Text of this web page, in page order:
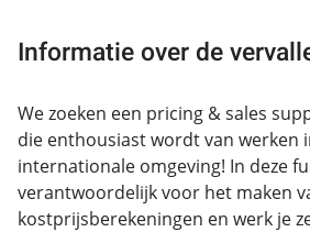
Informatie over de
We zoeken een pricing & sales
die enthousiast wordt van werken
internationale omgeving! In deze
verantwoordelijk voor het maken
kostprijsberekeningen en werk je